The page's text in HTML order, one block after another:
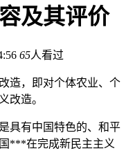
及其评价
65人看过
造，即对个体农业、个
改造。
具有中国特色的、和平
***在完成新民主主义